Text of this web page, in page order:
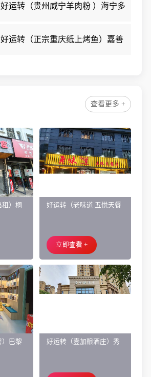
好运转（贵州威宁羊肉粉 ）海宁多
转让
好运转（正宗重庆纸上烤鱼）嘉善
查看更多 +
）桐 好运转（老味道.五悦天餐
让、主要房租低
立即查看 +
）巴黎 好运转（壹加酿酒庄）秀
庄、空店铺转让